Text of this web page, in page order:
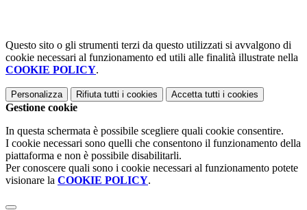
Questo sito o gli strumenti terzi da questo utilizzati si avvalgono di
cookie necessari al funzionamento ed utili alle finalità illustrate nella
COOKIE POLICY.
Personalizza Rifiuta tutti i cookies Accetta tutti i cookies
Gestione cookie
In questa schermata è possibile scegliere quali cookie consentire.
I cookie necessari sono quelli che consentono il funzionamento della
piattaforma e non è possibile disabilitarli.
Per conoscere quali sono i cookie necessari al funzionamento potete
visionare la COOKIE POLICY.